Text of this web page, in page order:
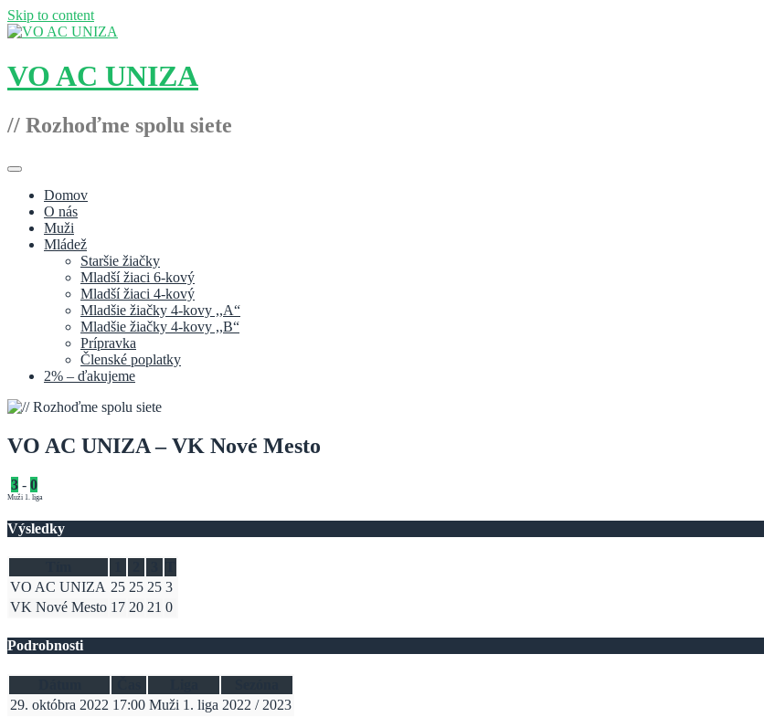
Skip to content
VO AC UNIZA
// Rozhoďme spolu siete
Domov
O nás
Muži
Mládež
Staršie žiačky
Mladší žiaci 6-kový
Mladší žiaci 4-kový
Mladšie žiačky 4-kovy ,,A“
Mladšie žiačky 4-kovy ,,B“
Prípravka
Členské poplatky
2% – ďakujeme
VO AC UNIZA – VK Nové Mesto
3 - 0
Muži 1. liga
Výsledky
VO AC UNIZA 25 25 25 3
VK Nové Mesto 17 20 21 0
Podrobnosti
29. októbra 2022 17:00 Muži 1. liga 2022 / 2023